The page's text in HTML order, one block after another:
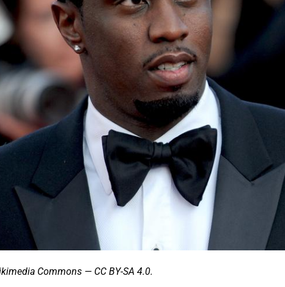
Commons — CC BY-SA 4.0.